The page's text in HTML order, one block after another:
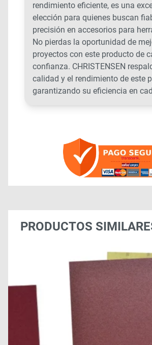
rendimiento eficiente, es una
elección para quienes buscan
precisión en accesorios para
No pierdas la oportunidad de
proyectos con este producto de
confianza. CHRISTENSEN
calidad y el rendimiento de este
garantizando su eficiencia en
PRODUCTOS